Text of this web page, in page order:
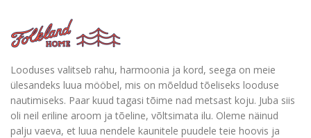
Looduses valitseb rahu, harmoonia ja kord, seega on meie
ülesandeks luua mööbel, mis on mõeldud tõeliseks looduse
nautimiseks. Paar kuud tagasi tõime nad metsast koju. Juba siis
oli neil eriline aroom ja tõeline, võltsimata ilu. Oleme näinud
palju vaeva, et luua nendele kaunitele puudele teie hoovis ja